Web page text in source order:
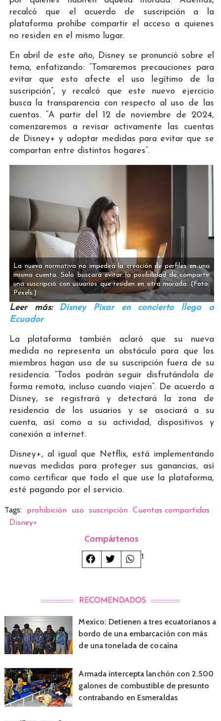
recalcó que el acuerdo de suscripción a la
plataforma prohíbe compartir el acceso a quienes
no residen en el mismo lugar.
En abril de este año, Disney se pronunció sobre el
tema, enfatizando: “Tomaremos precauciones para
evitar que esto afecte el uso legítimo de la
suscripción”, y recalcó que este nuevo ejercicio
busca la transparencia con respecto al uso de las
cuentas. “A partir del 12 de noviembre de 2024,
comenzaremos a revisar activamente las cuentas
de Disney+ y adoptar medidas para evitar que se
compartan entre distintos hogares”.
La nueva normativa no impedirá la creación de perfiles en una
misma cuenta. Solo buscará evitar la posibilidad de compartir
una suscripció con usuarios que residen en otra morada. (Foto:
Pexels.)
Leer más: Disney Pixar en concierto llega a
Ecuador
La plataforma también aclaró que su nueva
medida no representa un obstáculo para que los
miembros hagan uso de su suscripción fuera de su
residencia. “Todos podrán seguir disfrutándola de
forma remota, incluso cuando viajen”. De acuerdo a
Disney, se registrará y detectará la zona de
residencia de los usuarios y se asociará a su
cuenta, así como a su actividad, dispositivos y
conexión a internet.
Disney+, al igual que Netflix, está implementando
nuevas medidas para proteger sus ganancias, así
como certificar que todo el que use la plataforma,
esté pagando por el servicio.
Tags: prohibición uso suscripción
Cuentas compartidas
Disney+
Compártenos
1
Mexico: Detienen a tres ecuatorianos a
bordo de una embarcación con más
de una tonelada de cocaína
Armada intercepta lanchón con 2.500
galones de combustible de presunto
contrabando en Esmeraldas